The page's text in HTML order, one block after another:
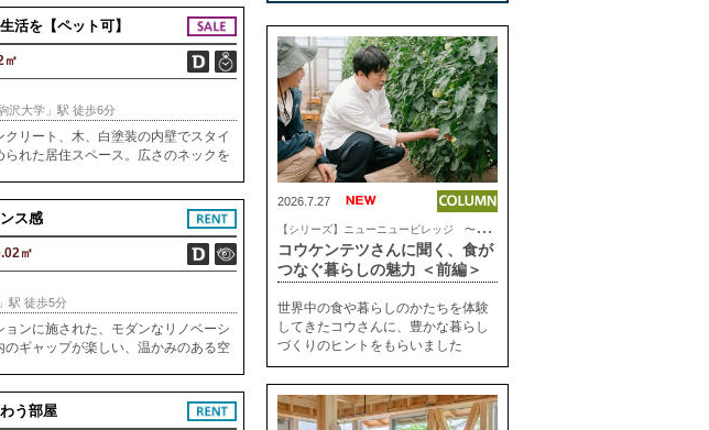
活を【ペット可】
㎡
沢大学」駅 徒歩6分
クリート、木、白塗装の内壁でスタイ
られた居住スペース。広さのネックを
ス感
㎡
駅 徒歩5分
ョンに施された、モダンなリノベーシ
のギャップが楽しい、温かみのある空
う部屋
2026.7.27
【
シリーズ】ニューニュービレッジ 〜これからの気持ちいい暮らし
コウケンテツさんに聞く、食が
つなぐ暮らしの魅力 ＜前編＞
世界中の食や暮らしのかたちを体験
してきたコウさんに、豊かな暮らし
づくりのヒントをもらいました